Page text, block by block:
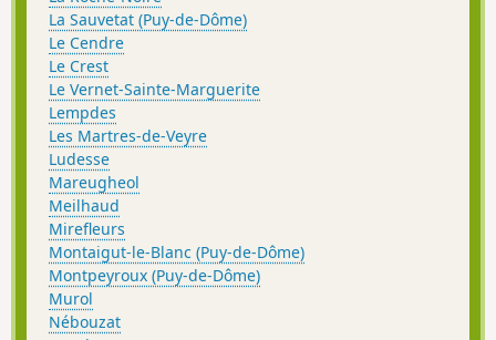
La Sauvetat (Puy-de-Dôme)
Le Cendre
Le Crest
Le Vernet-Sainte-Marguerite
Lempdes
Les Martres-de-Veyre
Ludesse
Mareugheol
Meilhaud
Mirefleurs
Montaigut-le-Blanc (Puy-de-Dôme)
Montpeyroux (Puy-de-Dôme)
Murol
Nébouzat